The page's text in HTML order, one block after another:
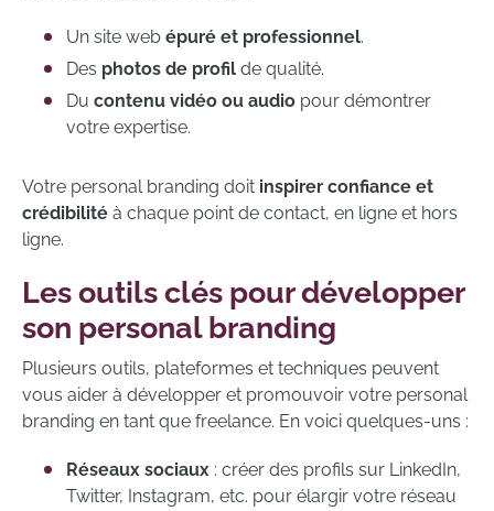
Un site web épuré et professionnel.
Des photos de profil de qualité.
Du contenu vidéo ou audio pour démontrer
votre expertise.
Votre personal branding doit inspirer confiance et
crédibilité à chaque point de contact, en ligne et hors
ligne.
Les outils clés pour développer
son personal branding
Plusieurs outils, plateformes et techniques peuvent
vous aider à développer et promouvoir votre personal
branding en tant que freelance. En voici quelques-uns :
Réseaux sociaux : créer des profils sur LinkedIn,
Twitter, Instagram, etc. pour élargir votre réseau